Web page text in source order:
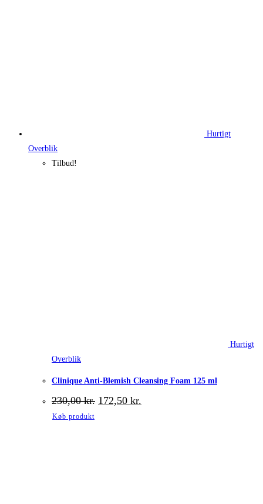
Hurtigt
Overblik
Tilbud!
Hurtigt
Overblik
Clinique Anti-Blemish Cleansing Foam 125 ml
230,00kr. Den
oprindelige
172,50 kr.
aktuelle
Køb produkt